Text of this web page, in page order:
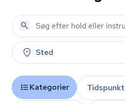
Sted
Kategorier Tidspunkt